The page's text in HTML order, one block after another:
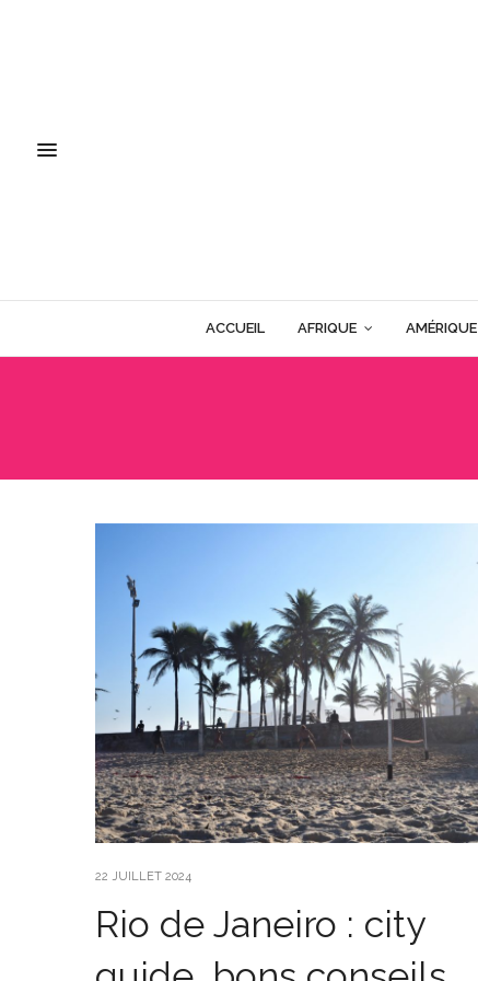
ACCUEIL AFRIQUE AMÉRIQUE
22 JUILLET 2024
Rio de Janeiro : city